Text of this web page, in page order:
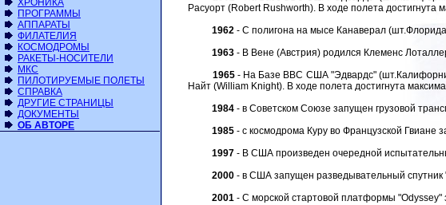
ХРОНИКА
ПРОГРАММЫ
АППАРАТЫ
ФИЛАТЕЛИЯ
КОСМОДРОМЫ
РАКЕТЫ-НОСИТЕЛИ
МКС
ПИЛОТИРУЕМЫЕ ПОЛЕТЫ
СПРАВКА
ДРУГИЕ СТРАНИЦЫ
ДОКУМЕНТЫ
ОБ АВТОРЕ
Расуорт (Robert Rushworth). В ходе полета достигнута
1962 - С полигона на мысе Канаверал
1963 - В Вене (Австрия) родился Клеменс
1965 - На Базе ВВС США "Эдвардс"
Найт (William Knight). В ходе полета достигнута
1984 - в Советском Союзе запущен грузовой
1985 - с космодрома Куру во Французской Гвиане
1997 - В США произведен очередной
2000 - в США запущен разведывательный спутник
2001 - С морской стартовой платформы